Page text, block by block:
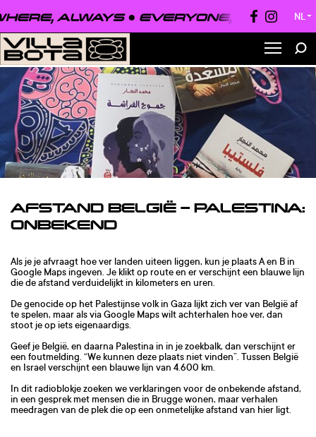
ALWAYS ● EVERYONE, NL ▼
AFSTAND BELGIË – PALESTINA:
ONBEKEND
Als je je afvraagt hoe ver landen uiteen liggen, kun je plaats A en B in
Google Maps ingeven. Je klikt op route en er verschijnt een blauwe lijn
die de afstand verduidelijkt in kilometers en uren.
De genocide op het Palestijnse volk in Gaza lijkt zich ver van België af
te spelen, maar als via Google Maps wilt achterhalen hoe ver, dan
stoot je op iets eigenaardigs.
Geef je België, en daarna Palestina in in je zoekbalk, dan verschijnt er
een foutmelding. “We kunnen deze plaats niet vinden”. Tussen België
en Israel verschijnt een blauwe lijn van 4.600 km.
In dit radioblokje zoeken we verklaringen voor de onbekende afstand,
in een gesprek met mensen die in Brugge wonen, maar verhalen
meedragen van de plek die op een onmetelijke afstand van hier ligt.